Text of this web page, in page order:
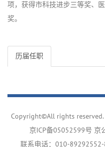
项，获得市科技进步三等奖、
奖。
历届任职
Copyright©All rights
京ICP备05052599号 京
联系电话：010-